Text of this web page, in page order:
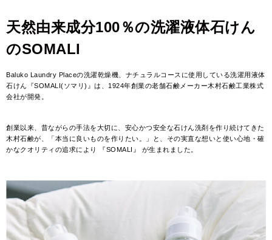
天然由来成分100％の洗濯液体石けん
のSOMALI
Baluko Laundry Placeの洗濯乾燥機、ナチュラルコースに使用している洗濯用液体
石けん『SOMALI(ソマリ)』は、1924年創業の老舗石鹸メーカー木村石鹸工業株式
会社が開発。
創業以来、昔ながらの手法を大切に、安心かつ安全な石けん洗剤を作り続けてきた
木村石鹸が、「本当に良いものを作りたい。」と、その実直な想いと使い心地・確
かなクオリティの追求により 『SOMALI』 が生まれました。